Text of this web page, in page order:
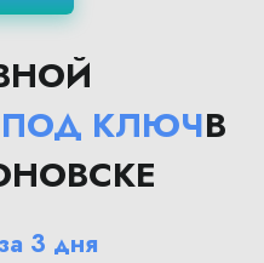
КЛЮЧВ
3 дня